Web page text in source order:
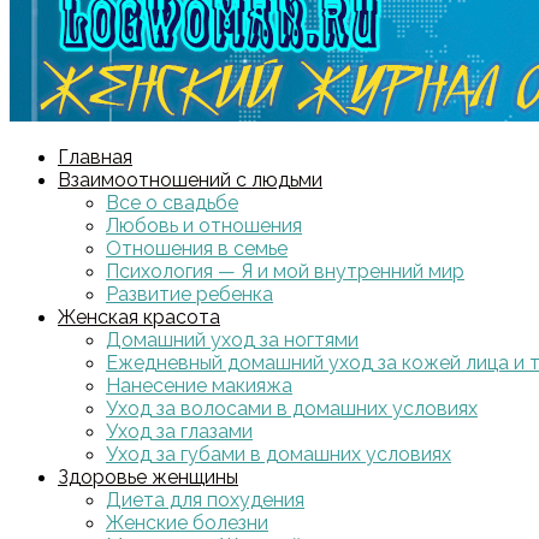
Главная
Взаимоотношений с людьми
Все о свадьбе
Любовь и отношения
Отношения в семье
Психология — Я и мой внутренний мир
Развитие ребенка
Женская красота
Домашний уход за ногтями
Ежедневный домашний уход за кожей лица и
Нанесение макияжа
Уход за волосами в домашних условиях
Уход за глазами
Уход за губами в домашних условиях
Здоровье женщины
Диета для похудения
Женские болезни